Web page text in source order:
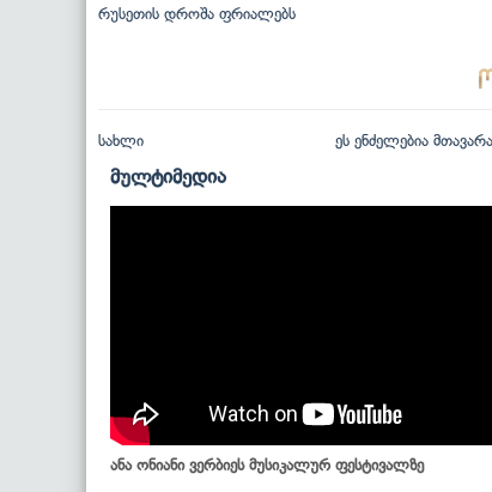
რუსეთის დროშა ფრიალებს
სახლი ეს ენძელებია
მულტიმედია
ანა ონიანი ვერბიეს მუსიკალურ ფესტივალზე